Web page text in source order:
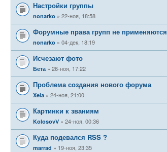
Настройки группы
nonarko 22-ноя, 18:58
Форумные права групп не применяются
nonarko 04-дек, 18:19
Исчезают фото
Бета 26-ноя, 17:22
Проблема создания нового форума
Xela 24-ноя, 21:00
Картинки к званиям
KolosovV 24-ноя, 00:36
Куда подевался RSS ?
marrad 19-ноя, 23:35